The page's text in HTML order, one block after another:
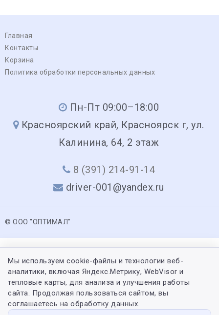
Главная
Контакты
Корзина
Политика обработки персональных данных
Пн-Пт 09:00–18:00
Красноярский край, Красноярск г, ул.
Калинина, 64, 2 этаж
8 (391) 214-91-14
driver-001@yandex.ru
© ООО "ОПТИМАЛ"
Мы используем cookie-файлы и технологии веб-
аналитики, включая Яндекс.Метрику, WebVisor и
тепловые карты, для анализа и улучшения работы
сайта. Продолжая пользоваться сайтом, вы
соглашаетесь на обработку данных.